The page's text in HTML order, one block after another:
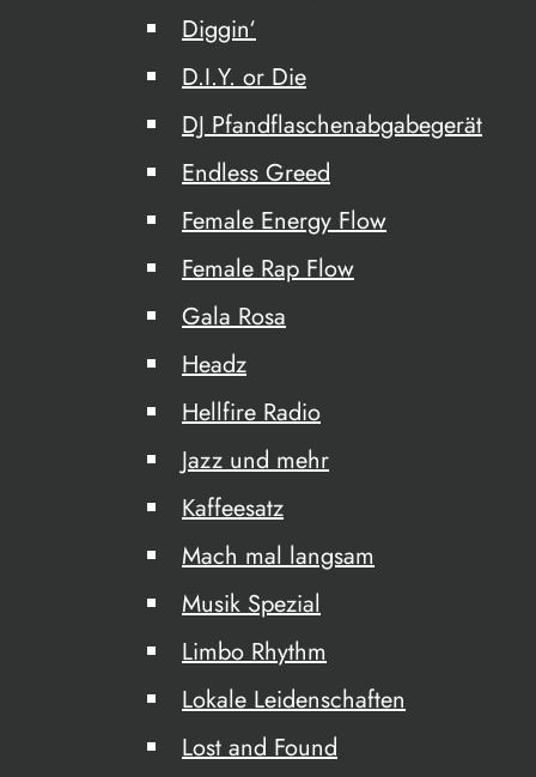
Diggin‘
D.I.Y. or Die
DJ Pfandflaschenabgabegerät
Endless Greed
Female Energy Flow
Female Rap Flow
Gala Rosa
Headz
Hellfire Radio
Jazz und mehr
Kaffeesatz
Mach mal langsam
Musik Spezial
Limbo Rhythm
Lokale Leidenschaften
Lost and Found